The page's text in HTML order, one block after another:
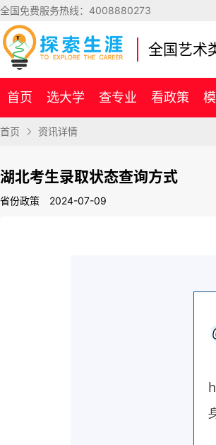
全国免费服务热线： 4008880273
全国艺术
首页 选大学 查专业 看政策
首页 资讯详情
湖北考生录取状态查询方式
省份政策 2024-07-09